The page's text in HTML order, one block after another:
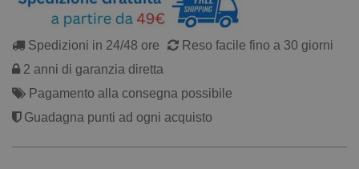
Spedizioni in 24/48 ore
Reso facile fino a 30 giorni
2 anni di garanzia diretta
Pagamento alla consegna possibile
Guadagna punti ad ogni acquisto